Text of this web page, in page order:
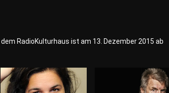
RadioKulturhaus ist am 13. Dezember 2015 ab